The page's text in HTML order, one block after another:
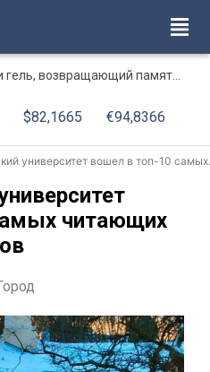
память после травмы
$82,1665 €94,8366
вошел в топ-10 самых читающих медицинских вузов
читающих